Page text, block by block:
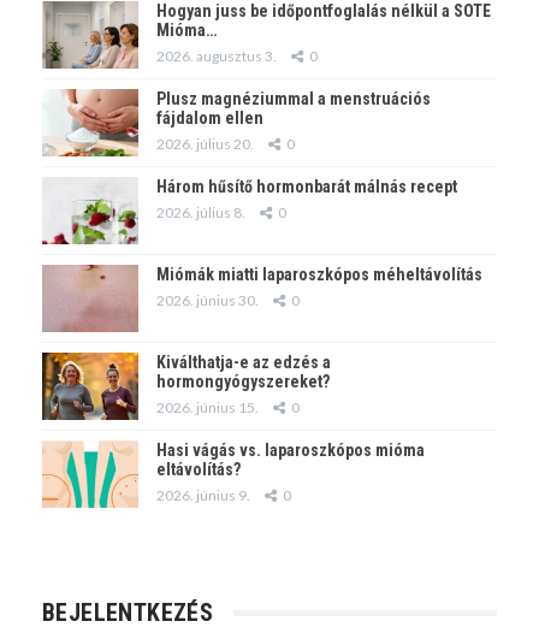
Hogyan juss be időpontfoglalás nélkül a SOTE
Mióma…
2026. augusztus 3. 0
Plusz magnéziummal a menstruációs
fájdalom ellen
2026. július 20. 0
Három hűsítő hormonbarát málnás recept
2026. július 8. 0
Miómák miatti laparoszkópos méheltávolítás
2026. június 30. 0
Kiválthatja-e az edzés a
hormongyógyszereket?
2026. június 15. 0
Hasi vágás vs. laparoszkópos mióma
eltávolítás?
2026. június 9. 0
BEJELENTKEZÉS